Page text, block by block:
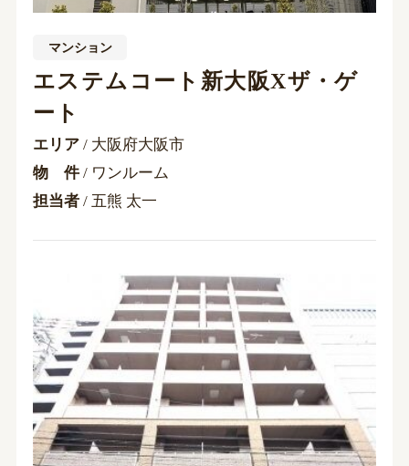
マンション
エステムコート新大阪Xザ・ゲ
ート
エリア/ 大阪府大阪市
物 件/ ワンルーム
担当者/ 五熊 太一